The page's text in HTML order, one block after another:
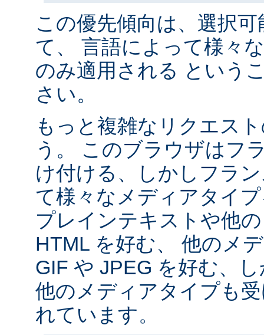
この優先傾向は、選択
て、 言語によって様々
のみ適用される という
さい。
もっと複雑なリクエス
う。 このブラウザはフ
け付ける、しかしフラ
て様々なメディアタイ
プレインテキストや他
HTML を好む、 他のメ
GIF や JPEG を好む、
他のメディアタイプも
れています。